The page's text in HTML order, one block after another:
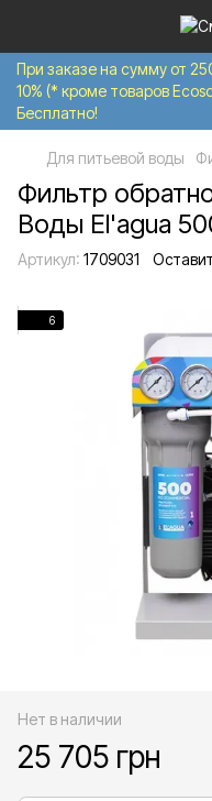
При заказе на сумму от
10% (* кроме товаров
Бесплатно!
Для питьевой воды
Фильтр
Воды El'agua
Артикул: 1709031
6
Нет в наличии
25 705 грн